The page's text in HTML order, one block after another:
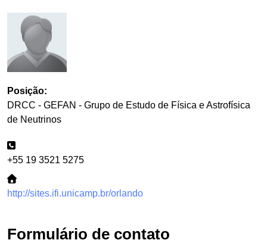
Posição:
DRCC - GEFAN - Grupo de Estudo de Física e Astrofísica
de Neutrinos
+55 19 3521 5275
http://sites.ifi.unicamp.br/orlando
Formulário de contato